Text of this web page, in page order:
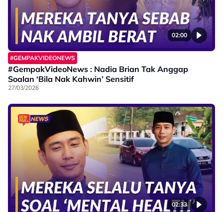
02:00
#GEMPAKVIDEONEWS
#GempakVideoNews : Nadia Brian Tak Anggap
Soalan ‘Bila Nak Kahwin’ Sensitif
27/03/2026
02:33